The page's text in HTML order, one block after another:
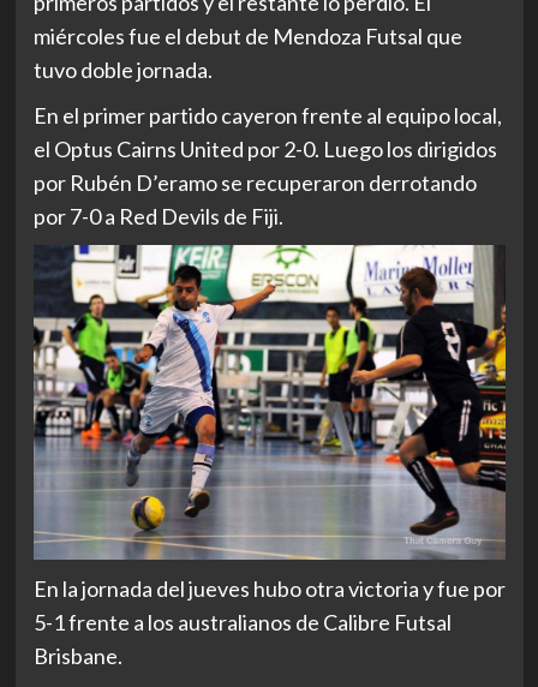
miércoles fue el debut de Mendoza Futsal que
tuvo doble jornada.
En el primer partido cayeron frente al equipo local,
el Optus Cairns United por 2-0. Luego los dirigidos
por Rubén D’eramo se recuperaron derrotando
por 7-0 a Red Devils de Fiji.
En la jornada del jueves hubo otra victoria y fue por
5-1 frente a los australianos de Calibre Futsal
Brisbane.